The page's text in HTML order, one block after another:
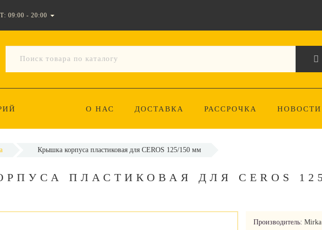
09:00 - 20:00
О НАС ДОСТАВКА РАССРОЧКА НОВОСТИ
Крышка корпуса пластиковая для CEROS 125/150 мм
ПЛАСТИКОВАЯ ДЛЯ CEROS
Производитель: Mirka